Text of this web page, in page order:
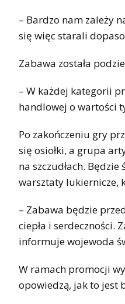
– Bardzo nam zależy
się więc starali
Zabawa została
– W każdej kategorii
handlowej o wartości
Po zakończeniu gry
się osiołki, a grupa
na szczudłach.
warsztaty lukiernicze,
– Zabawa będzie
ciepła i serdeczności.
informuje wojewoda
W ramach promocji
opowiedzą, jak to jest